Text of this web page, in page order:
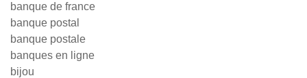
banque de france
banque postal
banque postale
banques en ligne
bijou